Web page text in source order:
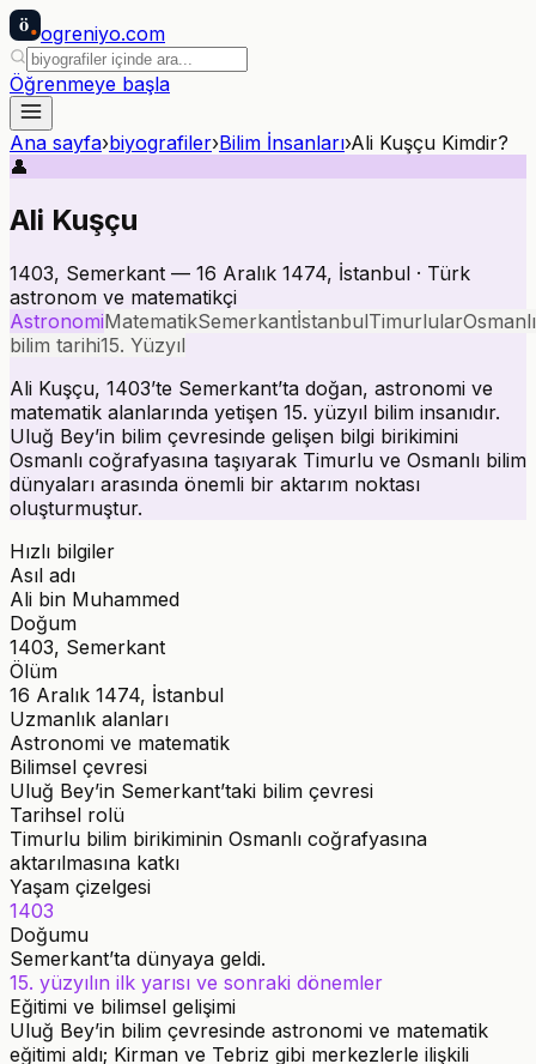
ö ogreniyo.com
Öğrenmeye başla
Ana sayfa›biyografiler›Bilim İnsanları›Ali Kuşçu Kimdir?
👤
Ali Kuşçu
1403, Semerkant — 16 Aralık 1474, İstanbul · Türk
astronom ve matematikçi
AstronomiMatematikSemerkantİstanbulTimurlularOsmanlı
bilim tarihi15. Yüzyıl
Ali Kuşçu, 1403’te Semerkant’ta doğan, astronomi ve
matematik alanlarında yetişen 15. yüzyıl bilim insanıdır.
Uluğ Bey’in bilim çevresinde gelişen bilgi birikimini
Osmanlı coğrafyasına taşıyarak Timurlu ve Osmanlı bilim
dünyaları arasında önemli bir aktarım noktası
oluşturmuştur.
Hızlı bilgiler
Asıl adı
Ali bin Muhammed
Doğum
1403, Semerkant
Ölüm
16 Aralık 1474, İstanbul
Uzmanlık alanları
Astronomi ve matematik
Bilimsel çevresi
Uluğ Bey’in Semerkant’taki bilim çevresi
Tarihsel rolü
Timurlu bilim birikiminin Osmanlı coğrafyasına
aktarılmasına katkı
Yaşam çizelgesi
1403
Doğumu
Semerkant’ta dünyaya geldi.
15. yüzyılın ilk yarısı ve sonraki dönemler
Eğitimi ve bilimsel gelişimi
Uluğ Bey’in bilim çevresinde astronomi ve matematik
eğitimi aldı; Kirman ve Tebriz gibi merkezlerle ilişkili